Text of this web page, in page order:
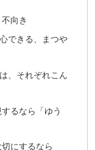
向き
できる、まつや
、それぞれこん
るなら「ゆう
にするなら